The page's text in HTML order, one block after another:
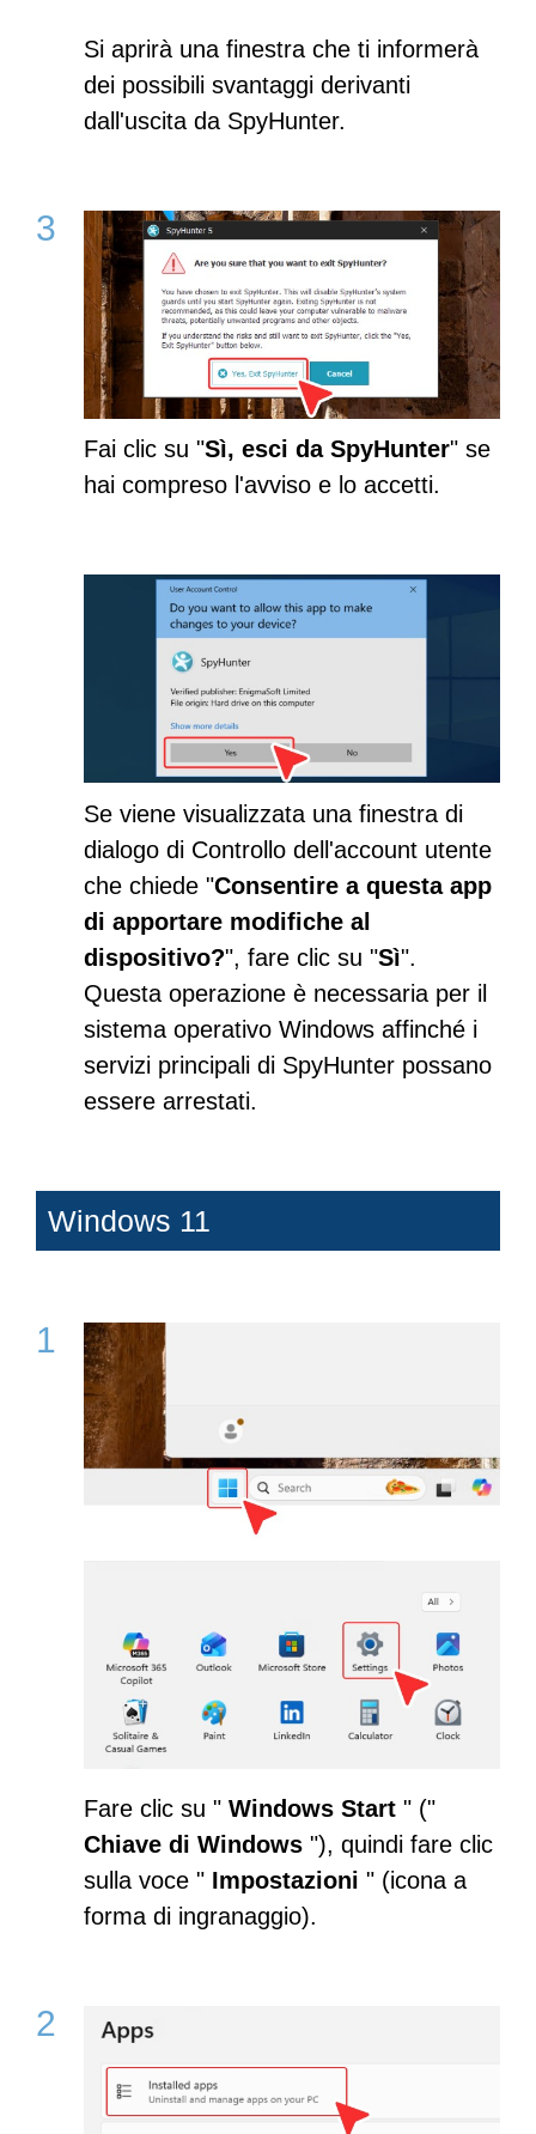
Si aprirà una finestra che ti informerà
dei possibili svantaggi derivanti
dall'uscita da SpyHunter.
Fai clic su "Sì, esci da SpyHunter" se
hai compreso l'avviso e lo accetti.
Se viene visualizzata una finestra di
dialogo di Controllo dell'account utente
che chiede "Consentire a questa app
di apportare modifiche al
dispositivo?", fare clic su "Sì".
Questa operazione è necessaria per il
sistema operativo Windows affinché i
servizi principali di SpyHunter possano
essere arrestati.
Windows 11
Fare clic su " Windows Start " ("
Chiave di Windows "), quindi fare clic
sulla voce " Impostazioni " (icona a
forma di ingranaggio).